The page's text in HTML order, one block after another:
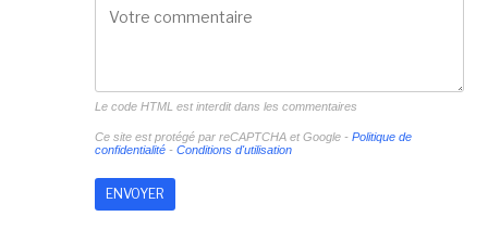
Le code HTML est interdit dans les commentaires
Ce site est protégé par reCAPTCHA et Google - Politique de
confidentialité- Conditions d'utilisation